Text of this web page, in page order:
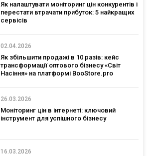
Як налаштувати моніторинг цін конкурентів і
перестати втрачати прибуток: 5 найкращих
сервісів
02.04.2026
Як збільшити продажі в 10 разів: кейс
трансформації оптового бізнесу «Світ
Насіння» на платформі BooStore.pro
26.03.2026
Моніторинг цін в інтернеті: ключовий
інструмент для успішного бізнесу
16.03.2026